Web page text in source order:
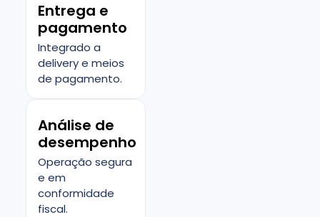
Entrega e
pagamento
Integrado a
delivery e meios
de pagamento.
Análise de
desempenho
Operação segura
e em
conformidade
fiscal.